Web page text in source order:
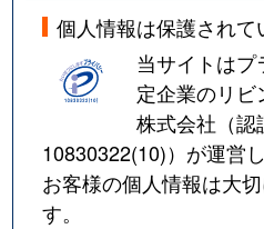
個人情報は保護されて
当サイトは
定企業のリ
株式会社（認
10830322(10)）が運営
お客様の個人情報は大
す。